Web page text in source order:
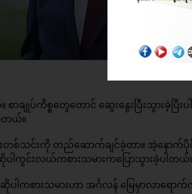
ချုပ်ကိစ္စတွေတောင် ဆွေးနွေးပြီးသွားခဲ့ပြီးပ
တယ်။
င်းကို တည်ဆောက်ချင်ခဲ့တာ။ အဲ့နောက်ပိုင်
ါကွင်းလယ်ကစားသမားကပြောသွားခဲ့ပါတယ်
ပါကစားသမားဟာ အင်္ဂလန် မြေမှာလာရ